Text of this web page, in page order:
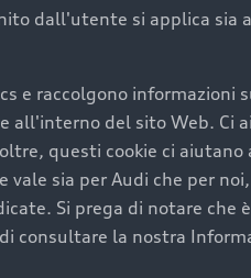
una.
gamma di
della
se
Per la
puoi
ogni
Scopri
dall'utente si applica sia
e raccolgono
all'interno del sito Web. Ci
questi cookie ci
sia per Audi che per
Si prega di notare che
consultare la nostra